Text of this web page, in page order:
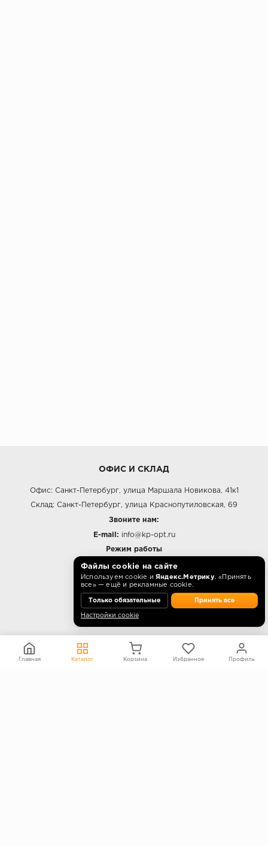
ОФИС И СКЛАД
Офис: Санкт-Петербург, улица Маршала Новикова, 41к1
Склад: Санкт-Петербург, улица Краснопутиловская, 69
Звоните нам:
E-mail: info@kp-opt.ru
Режим работы
10:00 - 18:00 пн-пт.
О КОМПАНИИ
О компании
Файлы cookie на сайте
Используем cookie и Яндекс.Метрику. «Принять
все» — ещё и рекламные cookie.
Только обязательные Принять все
Настройки cookie
Главная Каталог Корзина Избранное Профиль